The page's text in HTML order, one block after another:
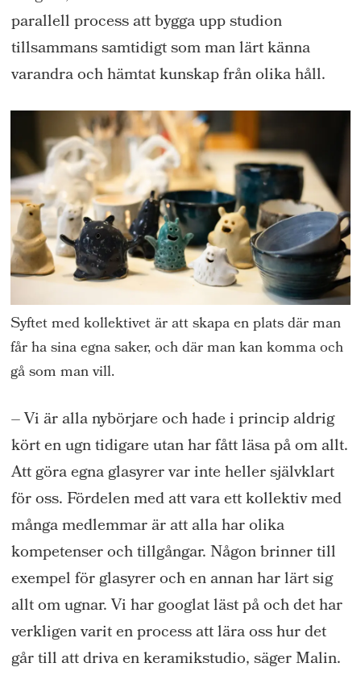
parallell process att bygga upp studion
tillsammans samtidigt som man lärt känna
varandra och hämtat kunskap från olika håll.
Syftet med kollektivet är att skapa en plats där man
får ha sina egna saker, och där man kan komma och
gå som man vill.
– Vi är alla nybörjare och hade i princip aldrig
kört en ugn tidigare utan har fått läsa på om allt.
Att göra egna glasyrer var inte heller självklart
för oss. Fördelen med att vara ett kollektiv med
många medlemmar är att alla har olika
kompetenser och tillgångar. Någon brinner till
exempel för glasyrer och en annan har lärt sig
allt om ugnar. Vi har googlat läst på och det har
verkligen varit en process att lära oss hur det
går till att driva en keramikstudio, säger Malin.